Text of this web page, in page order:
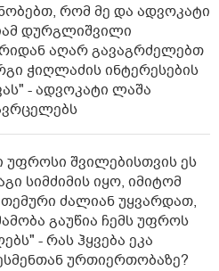
რომ მე და ადვოკატი
დურგლიშვილი
აღარ გავაგრძელებთ
ჭიღლაძის ინტერესების
- ადვოკატი ლაშა
უფროსი შვილებისთვის ეს
სიმძიმის იყო, იმიტომ
ძალიან უყვარდათ,
გაუწია ჩემს უფროს
- რას ჰყვება ეკა
ურთიერთობაზე?